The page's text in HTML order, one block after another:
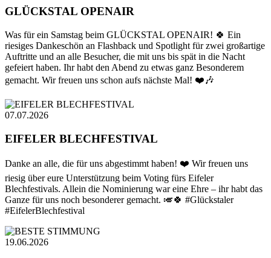
GLÜCKSTAL OPENAIR
Was für ein Samstag beim GLÜCKSTAL OPENAIR! 🍀 Ein
riesiges Dankeschön an Flashback und Spotlight für zwei großartige
Auftritte und an alle Besucher, die mit uns bis spät in die Nacht
gefeiert haben. Ihr habt den Abend zu etwas ganz Besonderem
gemacht. Wir freuen uns schon aufs nächste Mal! ❤️🎶
07.07.2026
EIFELER BLECHFESTIVAL
Danke an alle, die für uns abgestimmt haben! ❤️ Wir freuen uns
riesig über eure Unterstützung beim Voting fürs Eifeler
Blechfestivals. Allein die Nominierung war eine Ehre – ihr habt das
Ganze für uns noch besonderer gemacht. 🎺🍀 #Glückstaler
#EifelerBlechfestival
19.06.2026